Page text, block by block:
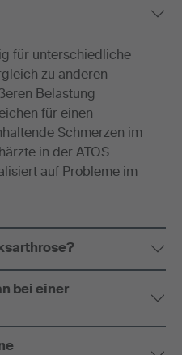
für unterschiedliche
zu anderen
Belastung
für einen
Schmerzen im
in der ATOS
auf Probleme im
bei einer